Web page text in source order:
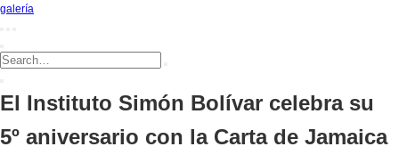
galería
El Instituto Simón Bolívar celebra su
5º aniversario con la Carta de Jamaica